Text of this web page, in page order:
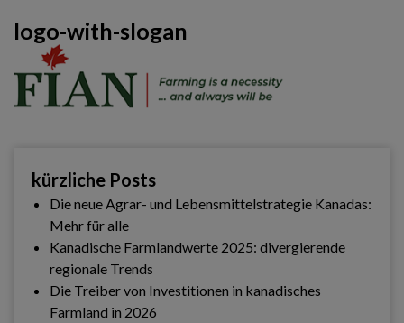
logo-with-slogan
kürzliche Posts
Die neue Agrar- und Lebensmittelstrategie Kanadas:
Mehr für alle
Kanadische Farmlandwerte 2025: divergierende
regionale Trends
Die Treiber von Investitionen in kanadisches
Farmland in 2026